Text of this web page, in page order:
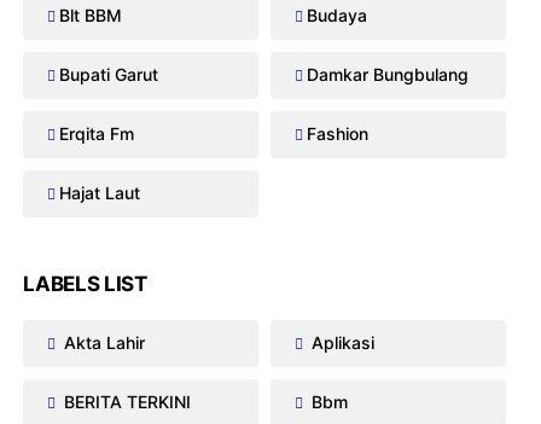
Blt BBM Budaya
Bupati Garut Damkar Bungbulang
Erqita Fm Fashion
Hajat Laut
LABELS LIST
Akta Lahir Aplikasi
BERITA TERKINI Bbm